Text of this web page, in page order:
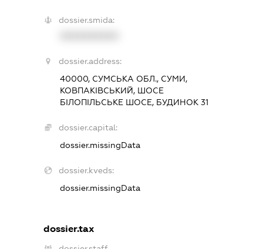
dossier.smida:
dossier.address:
40000, СУМСЬКА ОБЛ., СУМИ,
КОВПАКІВСЬКИЙ, ШОСЕ
БІЛОПІЛЬСЬКЕ ШОСЕ, БУДИНОК 31
dossier.capital:
dossier.missingData
dossier.kveds:
dossier.missingData
dossier.tax